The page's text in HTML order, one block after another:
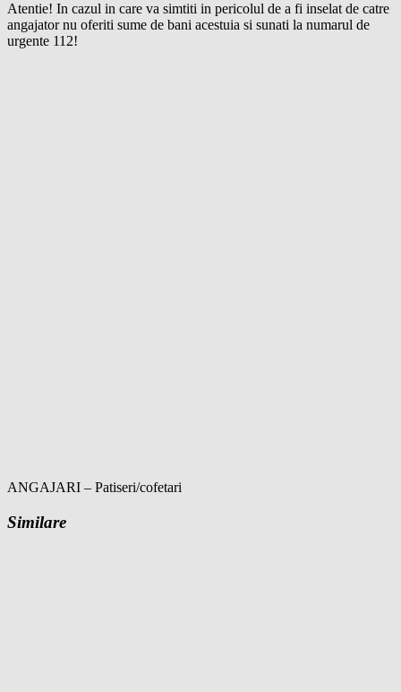
Atentie! In cazul in care va simtiti in pericolul de a fi inselat de catre
angajator nu oferiti sume de bani acestuia si sunati la numarul de
urgente 112!
ANGAJARI – Patiseri/cofetari
Similare